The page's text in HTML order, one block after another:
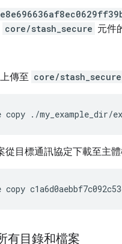
core/stash_secure 元件
傳至 core/stash_secure
從目標通訊協定下載至主體
有目錄和檔案